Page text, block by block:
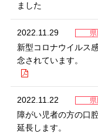
ました
2022.11.29
新型コロナウイルス
念されています。
2022.11.22
障がい児者の方の口
延長します。